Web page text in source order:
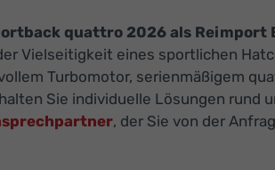
quattro 2026 als Reimport
Vielseitigkeit eines sportlichen
Turbomotor, serienmäßigem
Sie individuelle Lösungen rund
, der Sie von der